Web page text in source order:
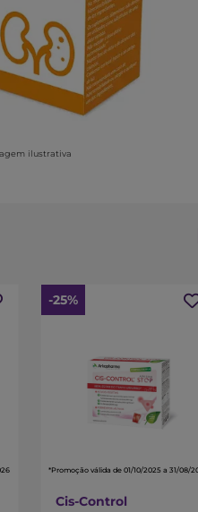
ilustrativa
-25%
*Promoção válida de 01/10/2025 a 31/08/
Cis-Control